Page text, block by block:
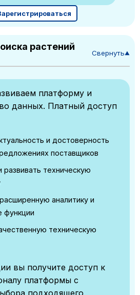
растений
Свернуть▼
платформу и
данных. Платный доступ
и достоверность
поставщиков
техническую
аналитику и
функции
техническую
вы получите доступ к
платформы с